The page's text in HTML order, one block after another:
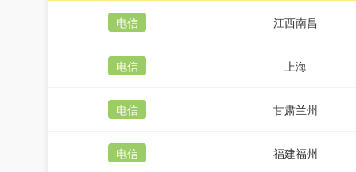
电信 江西南昌
电信 上海
电信 甘肃兰州
电信 福建福州